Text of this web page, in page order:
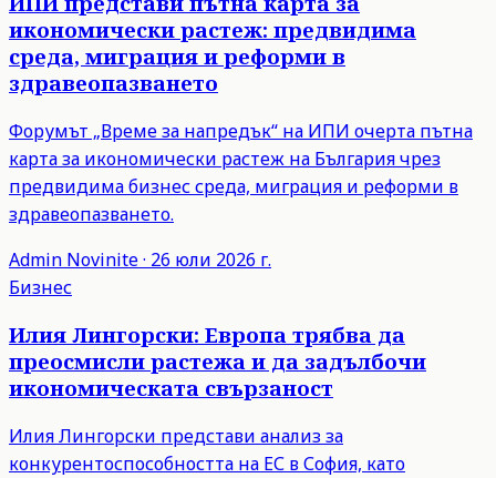
икономически растеж: предвидима
среда, миграция и реформи в
здравеопазването
Форумът „Време за напредък“ на ИПИ очерта пътна
карта за икономически растеж на България чрез
предвидима бизнес среда, миграция и реформи в
здравеопазването.
Admin Novinite· 26 юли 2026 г.
Бизнес
Илия Лингорски: Европа трябва да
преосмисли растежа и да задълбочи
икономическата свързаност
Илия Лингорски представи анализ за
конкурентоспособността на ЕС в София, като